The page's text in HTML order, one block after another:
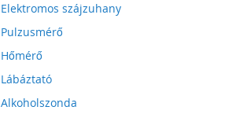
Elektromos szájzuhany
Pulzusmérő
Hőmérő
Lábáztató
Alkoholszonda